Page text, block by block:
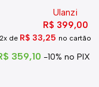
Ulanzi
R$ 399,00
de R$ 33,25 no cartão
359,10 -10% no PIX